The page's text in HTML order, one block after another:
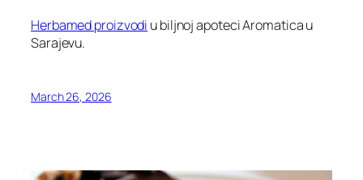
Herbamed proizvodi u biljnoj apoteci Aromatica u
Sarajevu.
March 26, 2026